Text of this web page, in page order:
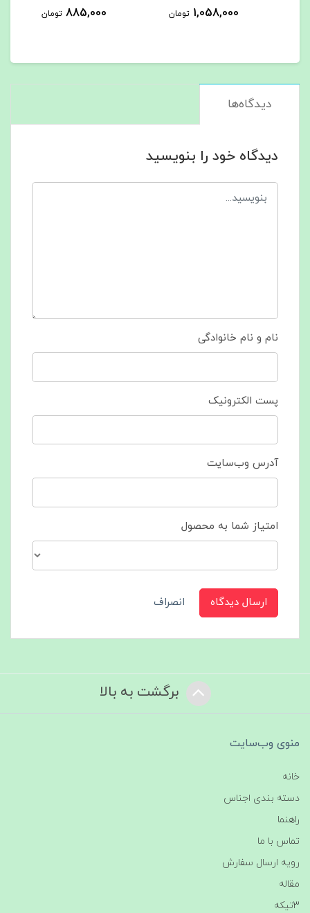
1,058,000 تومان 885,000 تومان
دیدگاه‌ها
دیدگاه خود را بنویسید
نام و نام خانوادگی
پست الکترونیک
آدرس وب‌سایت
امتیاز شما به محصول
ارسال دیدگاه انصراف
برگشت به بالا
منوی وب‌سایت
خانه
دسته بندی اجناس
راهنما
تماس با ما
رویه ارسال سفارش
مقاله
3تیکه